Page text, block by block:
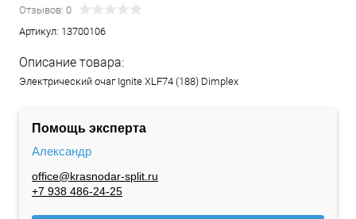
Отзывов: 0
Артикул: 13700106
Описание товара:
Электрический очаг Ignite XLF74 (188) Dimplex
Помощь эксперта
Александр
office@krasnodar-split.ru
+7 938 486-24-25